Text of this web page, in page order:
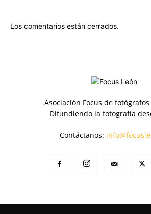
Los comentarios están cerrados.
Asociación Focus de
Difundiendo la fotografía
Contáctanos: